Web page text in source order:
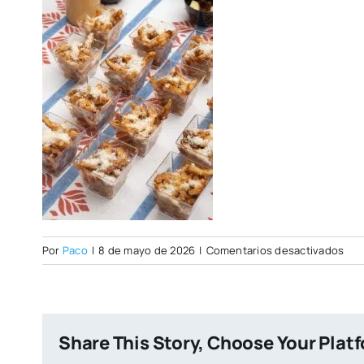
Por Paco | 8 de mayo de 2026 | Comentarios desactivadosen
Share This Story, Choose Your